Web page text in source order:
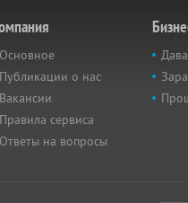
Основное
Публикации о нас
Вакансии
Правила сервиса
Ответы на вопросы